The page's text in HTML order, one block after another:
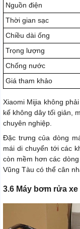
Nguồn điện
Thời gian sạc
Chiều dài ống
Trọng lượng
Chống nước
Giá tham khảo
Xiaomi Mijia không
kế không dây tối giản,
chuyên nghiệp.
Đặc trưng của dòng
mái di chuyển tới các
còn mềm hơn các
Vũng Tàu có thể cân
3.6 Máy bơm rửa xe